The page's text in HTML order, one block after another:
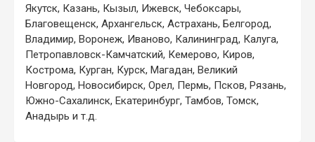
Якутск, Казань, Кызыл, Ижевск, Чебоксары,
Благовещенск, Архангельск, Астрахань, Белгород,
Владимир, Воронеж, Иваново, Калининград, Калуга,
Петропавловск-Камчатский, Кемерово, Киров,
Кострома, Курган, Курск, Магадан, Великий
Новгород, Новосибирск, Орел, Пермь, Псков, Рязань,
Южно-Сахалинск, Екатеринбург, Тамбов, Томск,
Анадырь и т.д.